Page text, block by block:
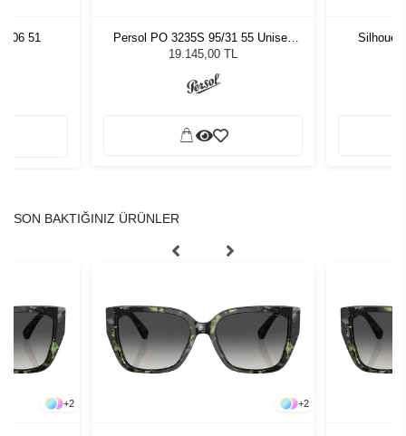
51
Persol PO 3235S 95/31 55 Unisex
Güneş Gözlüğü
19.145,00 TL
SON BAKTIĞINIZ ÜRÜNLER
+2 +2